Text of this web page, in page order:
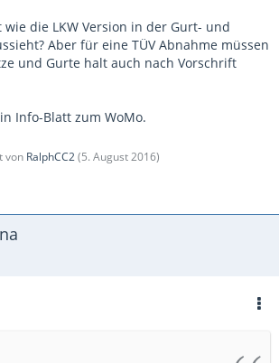
die LKW Version in der Gurt- und
Aber für eine TÜV Abnahme müssen
und Gurte halt auch nach Vorschrift
Info-Blatt zum WoMo.
von RalphCC2(5. August 2016)